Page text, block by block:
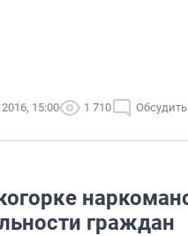
15:00 1 710 Обсудить
граждан